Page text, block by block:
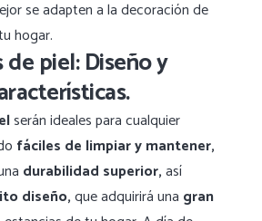
se adapten a la decoración de
hogar.
de piel: Diseño y
serán ideales para cualquier
fáciles de limpiar y mantener,
durabilidad superior,así
diseño,que adquirirá una gran